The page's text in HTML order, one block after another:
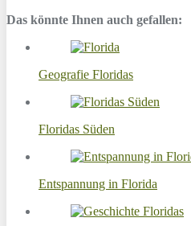
Das könnte Ihnen auch gefallen:
Geografie Floridas
Floridas Süden
Entspannung in Florida